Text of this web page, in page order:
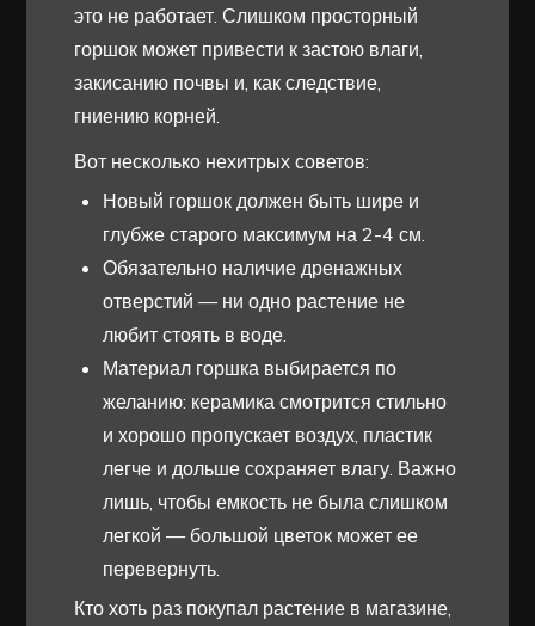
это не работает. Слишком просторный
горшок может привести к застою влаги,
закисанию почвы и, как следствие,
гниению корней.
Вот несколько нехитрых советов:
Новый горшок должен быть шире и
глубже старого максимум на 2-4 см.
Обязательно наличие дренажных
отверстий — ни одно растение не
любит стоять в воде.
Материал горшка выбирается по
желанию: керамика смотрится стильно
и хорошо пропускает воздух, пластик
легче и дольше сохраняет влагу. Важно
лишь, чтобы емкость не была слишком
легкой — большой цветок может ее
перевернуть.
Кто хоть раз покупал растение в магазине,